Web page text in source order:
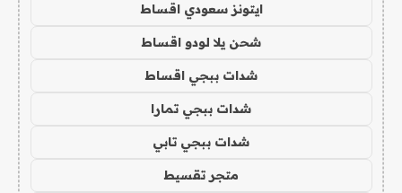
ايتونز سعودي اقساط
شحن يلا لودو اقساط
شدات ببجي اقساط
شدات ببجي تمارا
شدات ببجي تابي
متجر تقسيط